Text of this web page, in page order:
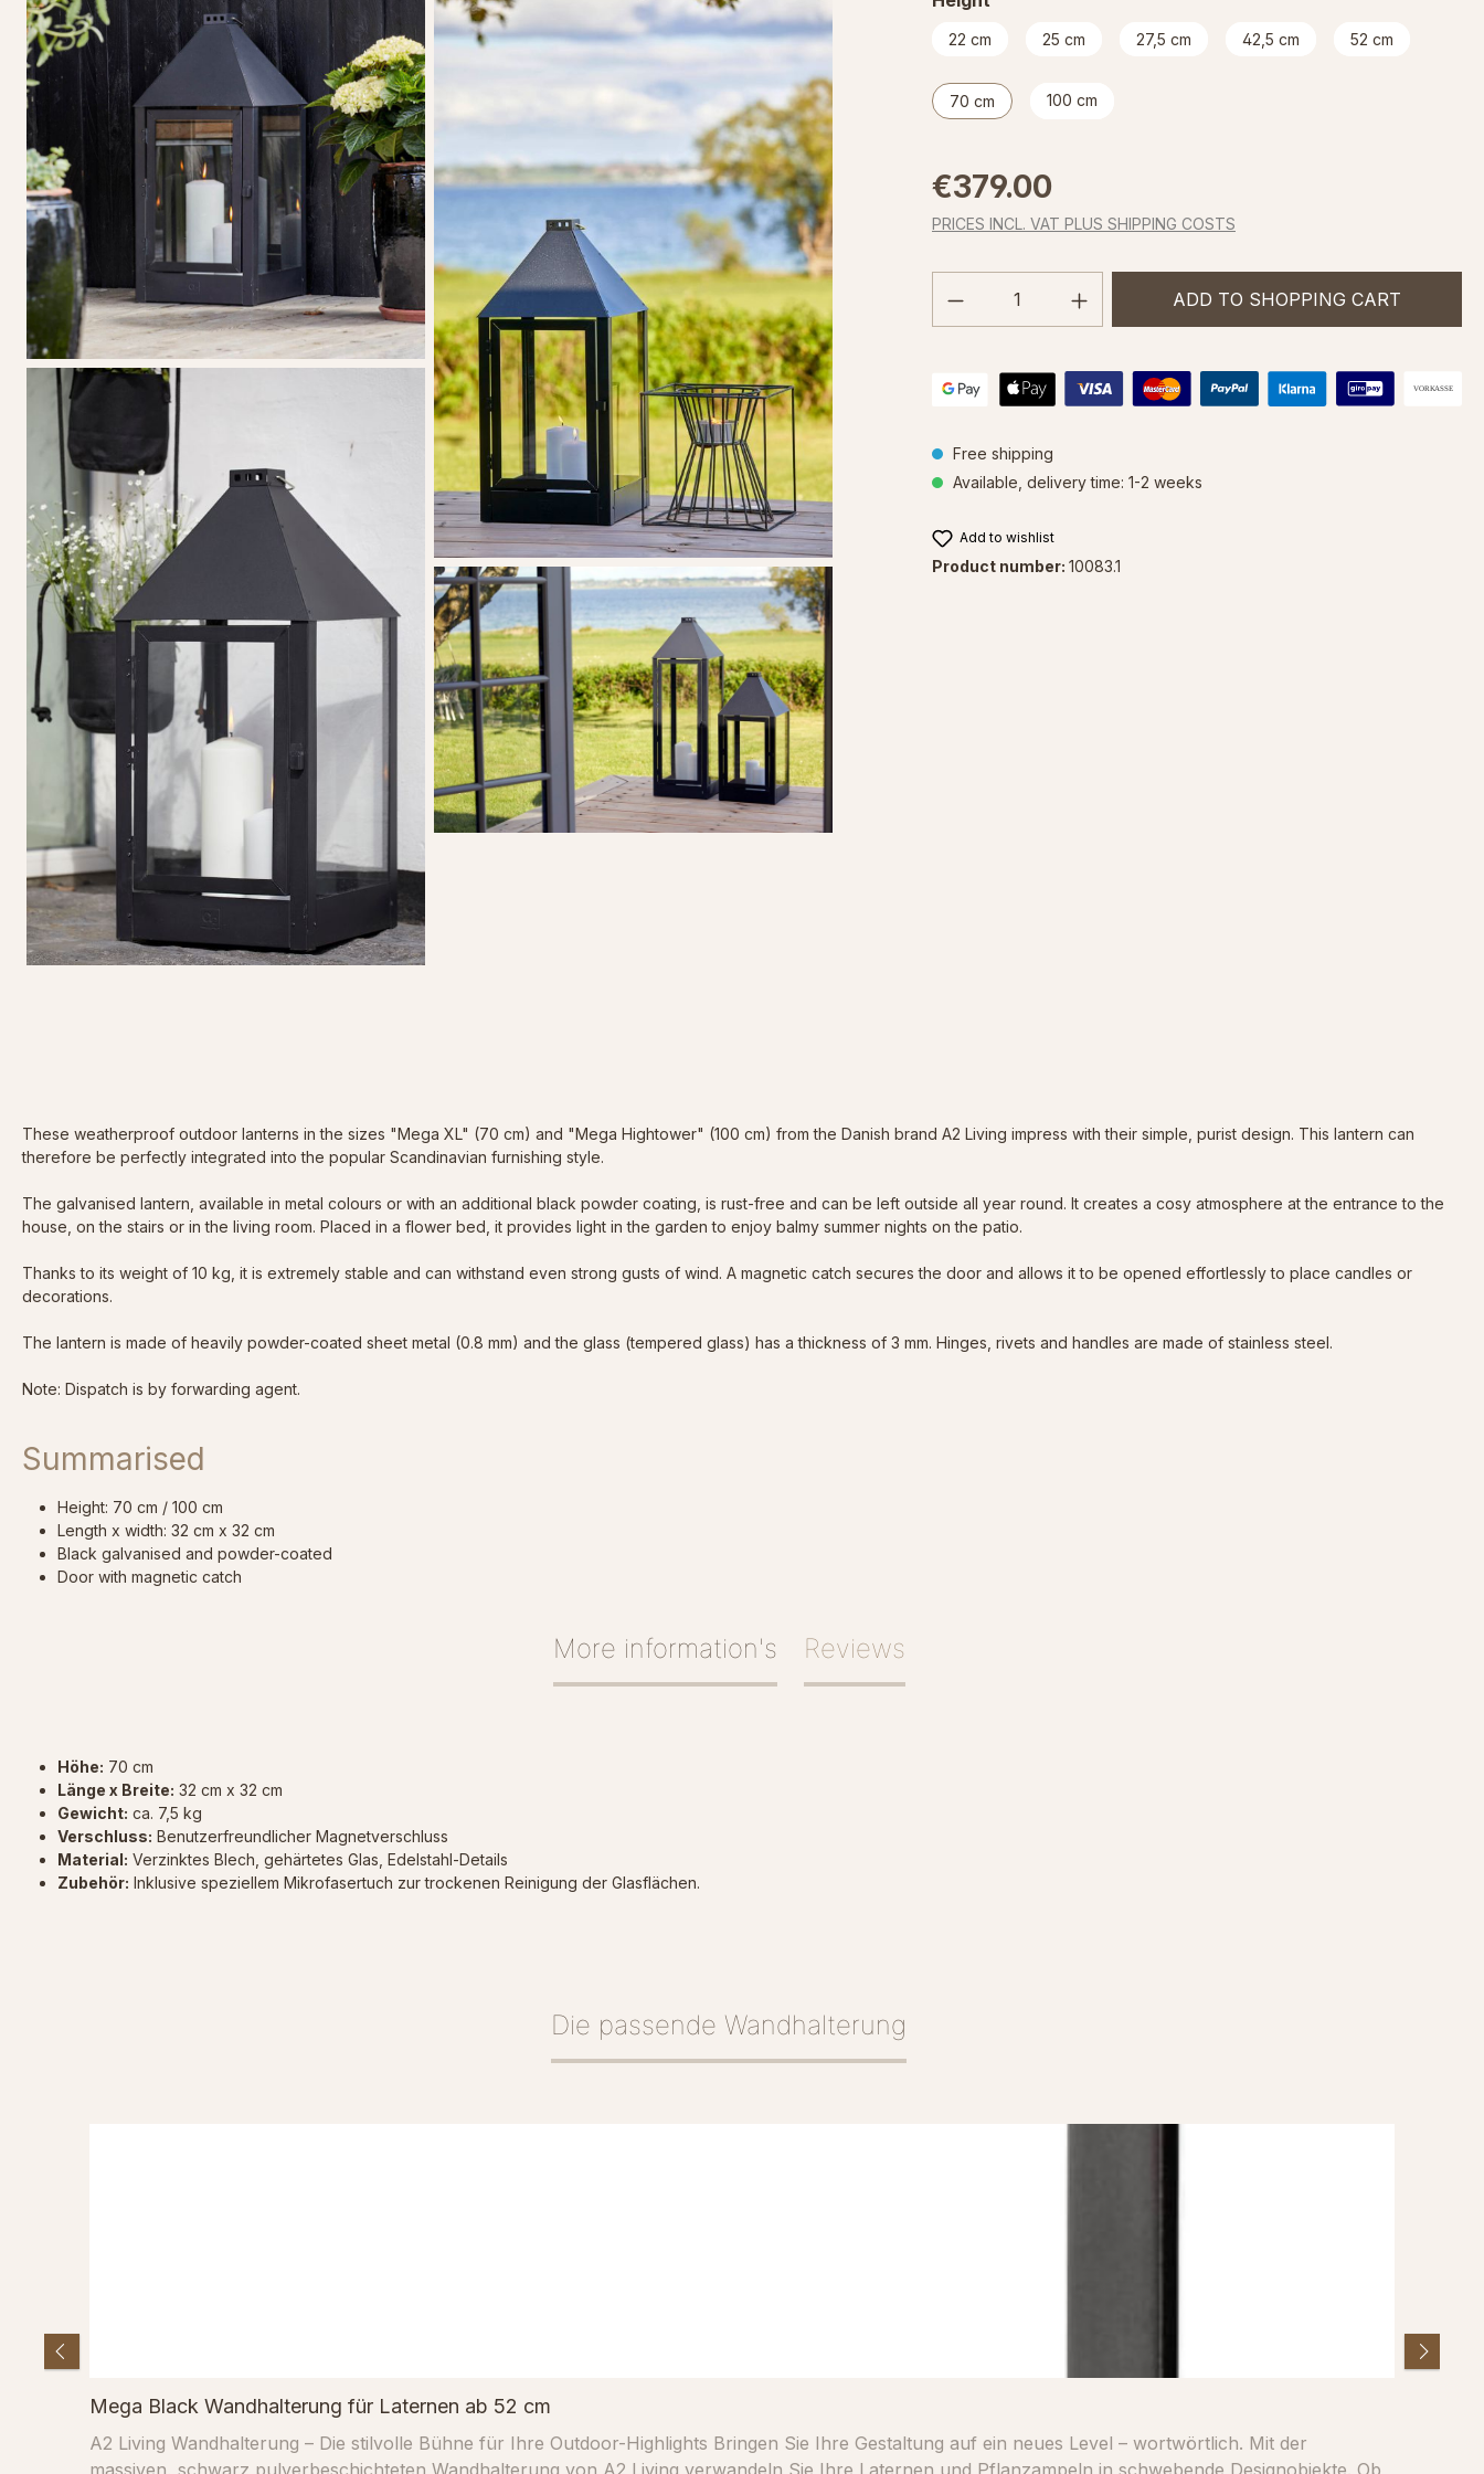
Regular price:
€379.00
PRICES INCL. VAT PLUS SHIPPING COSTS
Free shipping
Available, delivery time: 1-2 weeks
22 cm 25 cm 27,5 cm 42,5 cm 52 cm
70 cm 100 cm
Product Quantity: Enter the desired
ADD TO SHOPPING CART
Add to wishlist
Product number: 10083.1
These weatherproof outdoor lanterns in the sizes "Mega XL" (70 cm) and "Mega Hightower" (100 cm) from the Danish brand A2 Living impress with their simple, purist design. This lantern can
therefore be perfectly integrated into the popular Scandinavian furnishing style.
The galvanised lantern, available in metal colours or with an additional black powder coating, is rust-free and can be left outside all year round. It creates a cosy atmosphere at the entrance to the
house, on the stairs or in the living room. Placed in a flower bed, it provides light in the garden to enjoy balmy summer nights on the patio.
Thanks to its weight of 10 kg, it is extremely stable and can withstand even strong gusts of wind. A magnetic catch secures the door and allows it to be opened effortlessly to place candles or
decorations.
The lantern is made of heavily powder-coated sheet metal (0.8 mm) and the glass (tempered glass) has a thickness of 3 mm. Hinges, rivets and handles are made of stainless steel.
Note: Dispatch is by forwarding agent.
Summarised
Height: 70 cm / 100 cm
Length x width: 32 cm x 32 cm
Black galvanised and powder-coated
Door with magnetic catch
More information's Reviews
Höhe: 70 cm
Länge x Breite: 32 cm x 32 cm
Gewicht: ca. 7,5 kg
Verschluss: Benutzerfreundlicher Magnetverschluss
Material: Verzinktes Blech, gehärtetes Glas, Edelstahl-Details
Zubehör: Inklusive speziellem Mikrofasertuch zur trockenen Reinigung der Glasflächen.
Die passende Wandhalterung
Mega Black Wandhalterung für Laternen ab 52 cm
A2 Living Wandhalterung – Die stilvolle Bühne für Ihre Outdoor-Highlights Bringen Sie Ihre Gestaltung auf ein neues Level – wortwörtlich. Mit der
massiven, schwarz pulverbeschichteten Wandhalterung von A2 Living verwandeln Sie Ihre Laternen und Pflanzampeln in schwebende Designobjekte. Ob